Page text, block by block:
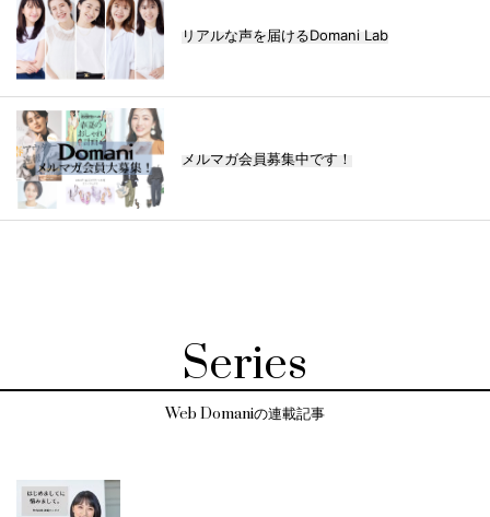
リアルな声を届けるDomani Lab
メルマガ会員募集中です！
Series
Web Domaniの連載記事